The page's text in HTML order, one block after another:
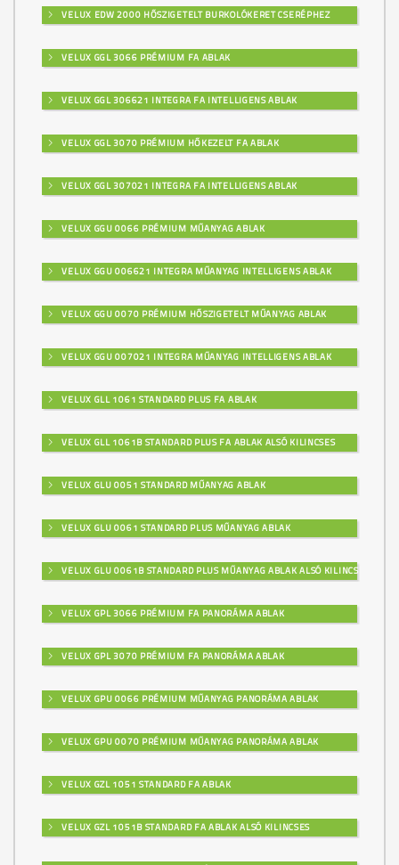
VELUX EDW 2000 HŐSZIGETELT BURKOLÓKERET CSERÉPHEZ
VELUX GGL 3066 PRÉMIUM FA ABLAK
VELUX GGL 306621 INTEGRA FA INTELLIGENS ABLAK
VELUX GGL 3070 PRÉMIUM HŐKEZELT FA ABLAK
VELUX GGL 307021 INTEGRA FA INTELLIGENS ABLAK
VELUX GGU 0066 PRÉMIUM MŰANYAG ABLAK
VELUX GGU 006621 INTEGRA MŰANYAG INTELLIGENS ABLAK
VELUX GGU 0070 PRÉMIUM HŐSZIGETELT MŰANYAG ABLAK
VELUX GGU 007021 INTEGRA MŰANYAG INTELLIGENS ABLAK
VELUX GLL 1061 STANDARD PLUS FA ABLAK
VELUX GLL 1061B STANDARD PLUS FA ABLAK ALSÓ KILINCSES
VELUX GLU 0051 STANDARD MŰANYAG ABLAK
VELUX GLU 0061 STANDARD PLUS MŰANYAG ABLAK
VELUX GLU 0061B STANDARD PLUS MŰANYAG ABLAK ALSÓ KILINCSES
VELUX GPL 3066 PRÉMIUM FA PANORÁMA ABLAK
VELUX GPL 3070 PRÉMIUM FA PANORÁMA ABLAK
VELUX GPU 0066 PRÉMIUM MŰANYAG PANORÁMA ABLAK
VELUX GPU 0070 PRÉMIUM MŰANYAG PANORÁMA ABLAK
VELUX GZL 1051 STANDARD FA ABLAK
VELUX GZL 1051B STANDARD FA ABLAK ALSÓ KILINCSES